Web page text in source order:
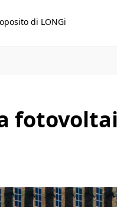
di LONGi